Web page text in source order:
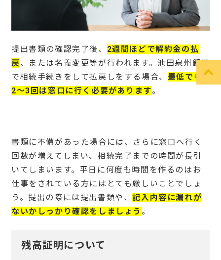
提出書類の確認完了後、 2週間ほどで解約金の払
戻 、または名義変更等が行われます。池田泉州銀行
で相続手続きをして払戻しをする場合、 最低でも
2〜3回は窓口に行く必要があります。
書類に不備があった場合には、さらに窓口へ行く
回数が増えてしまい、相続完了までの時間が長引
いてしまいます。平日に何度も時間を作るのはお
仕事をされている方にはとても厳しいことでしょ
う。提出の際には提出書類や、記入内容に漏れが
ないかしっかり確認をしましょう 。
残高証明について